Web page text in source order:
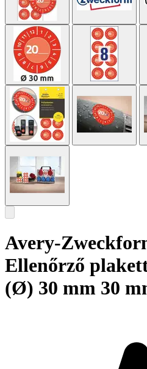
Avery-
Ellenőrző
(Ø) 30 mm 30